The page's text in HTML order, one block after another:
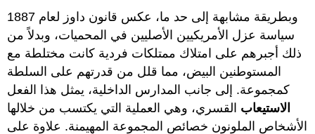
وبطريقة مشابهة إلى حد ما، عكس قانون داوز لعام 1887
سياسة عزل الأمريكيين الأصليين في المحميات، وبدلاً من
ذلك أجبرهم على امتلاك ممتلكات فردية كانت مختلطة مع
المستوطنين البيض، مما قلل من قدرتهم على السلطة
كمجموعة. إلى جانب المدارس الداخلية، يمثل هذا الفعل
الاستيعاب القسري، وهي العملية التي يكتسب من خلالها
الأشخاص الملونون خصائص المجموعة المهيمنة. علاوة على